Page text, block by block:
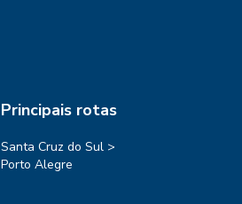
Principais rotas
Santa Cruz do Sul >
Porto Alegre